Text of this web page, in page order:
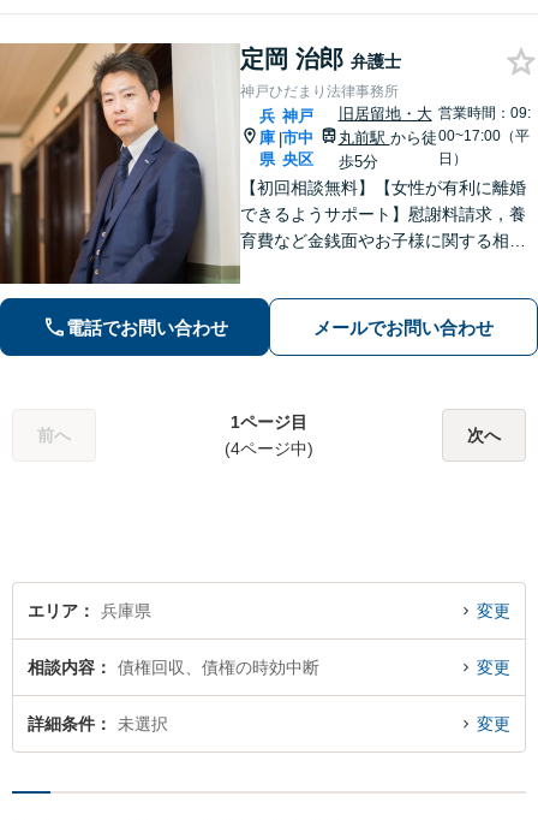
フリー】
定岡 治郎 弁護士
神戸ひだまり法律事務所
兵
庫
県
|
神戸
市中
央区
旧居留地・大
丸前駅 から徒
歩5分
営業時間：09:
00~17:00（平
日）
【初回相談無料】【女性が有利に離婚
できるようサポート】慰謝料請求，養
育費など金銭面やお子様に関する相談
持ちを大切にしながら交渉します。
【Web相談可】【平日夜間可】【神戸
電話でお問い合わせ メールでお問い合わせ
前へ
1ページ目
(4ページ中)
次へ
エリア 兵庫県 変更
相談内容 債権回収、債権の時効中断 変更
詳細条件 未選択 変更